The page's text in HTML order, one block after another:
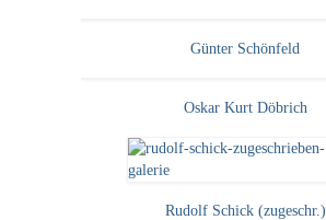
Günter Schönfeld
Oskar Kurt Döbrich
Rudolf Schick (zugeschr.)